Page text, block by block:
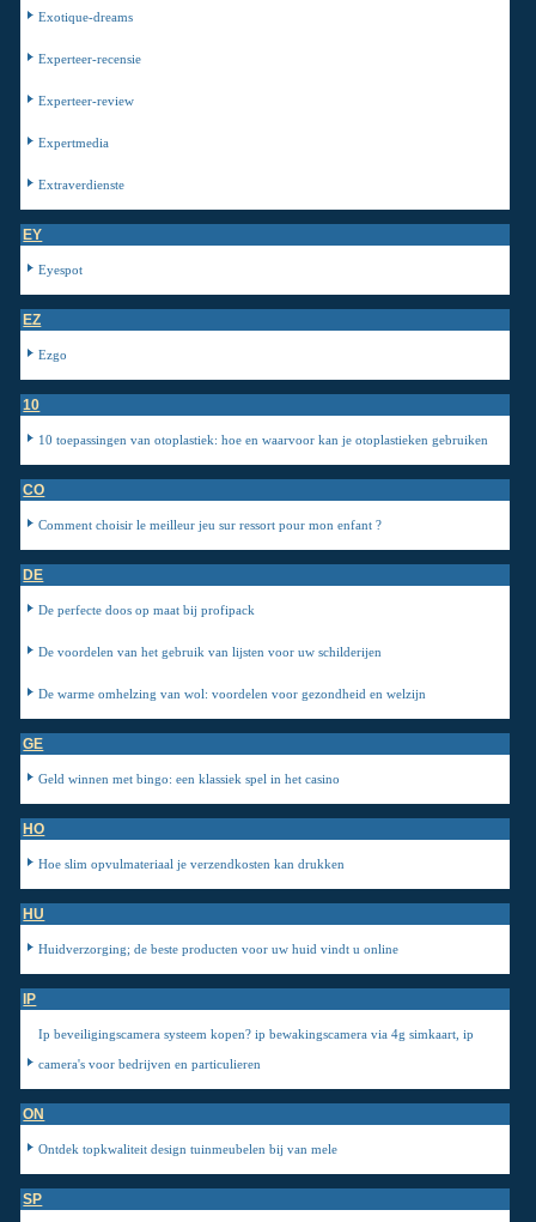
Exotique-dreams
Experteer-recensie
Experteer-review
Expertmedia
Extraverdienste
EY
Eyespot
EZ
Ezgo
10
10 toepassingen van otoplastiek: hoe en waarvoor kan je otoplastieken gebruiken
CO
Comment choisir le meilleur jeu sur ressort pour mon enfant ?
DE
De perfecte doos op maat bij profipack
De voordelen van het gebruik van lijsten voor uw schilderijen
De warme omhelzing van wol: voordelen voor gezondheid en welzijn
GE
Geld winnen met bingo: een klassiek spel in het casino
HO
Hoe slim opvulmateriaal je verzendkosten kan drukken
HU
Huidverzorging; de beste producten voor uw huid vindt u online
IP
Ip beveiligingscamera systeem kopen? ip bewakingscamera via 4g simkaart, ip
camera's voor bedrijven en particulieren
ON
Ontdek topkwaliteit design tuinmeubelen bij van mele
SP